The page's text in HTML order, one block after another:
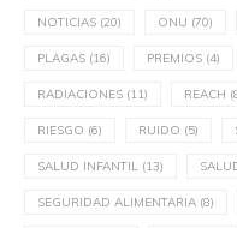
NOTICIAS (20) ONU (70)
PLAGAS (16) PREMIOS (4)
RADIACIONES (11) REACH
RIESGO (6) RUIDO (5)
SALUD INFANTIL (13)
SEGURIDAD ALIMENTARIA (8)